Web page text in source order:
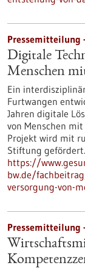
Pressemitteilung
Digitale
Menschen
Ein
Furtwangen
Jahren digitale
von Menschen
Projekt wird mit
Stiftung gefördert.
https://
bw.de/
versorgung-von-
Pressemitteilung